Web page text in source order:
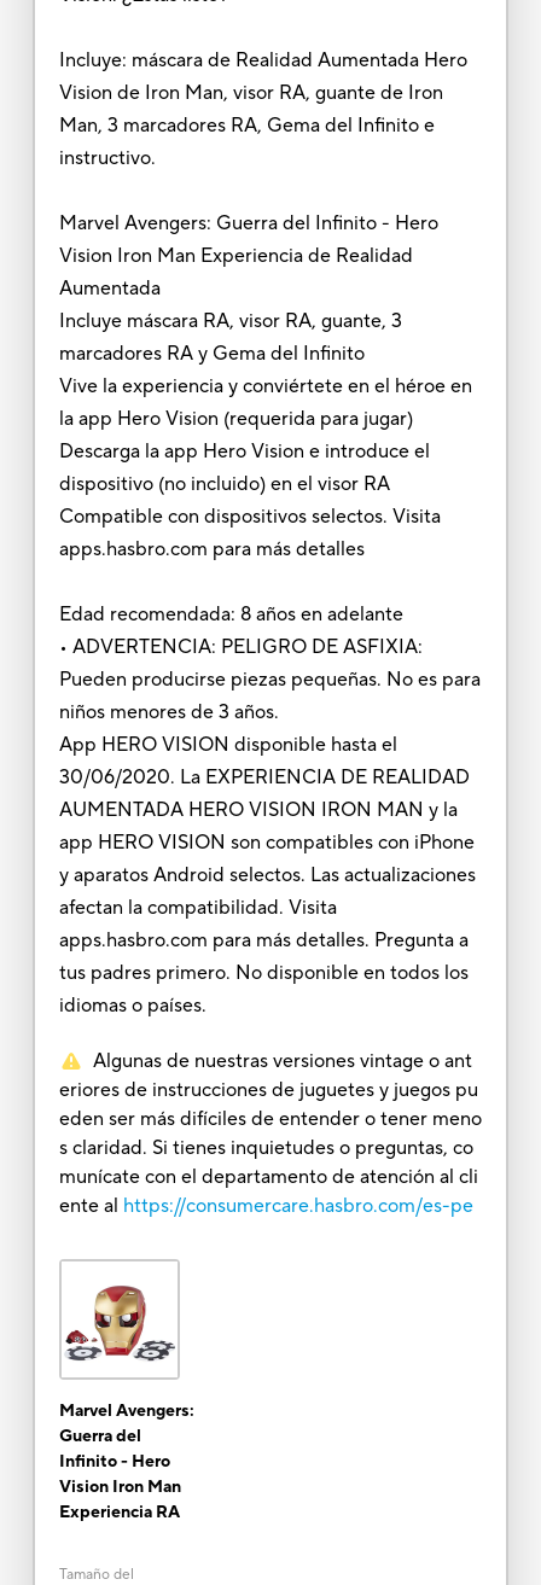
Incluye: máscara de Realidad Aumentada Hero
Vision de Iron Man, visor RA, guante de Iron
Man, 3 marcadores RA, Gema del Infinito e
instructivo.
Marvel Avengers: Guerra del Infinito - Hero
Vision Iron Man Experiencia de Realidad
Aumentada
Incluye máscara RA, visor RA, guante, 3
marcadores RA y Gema del Infinito
Vive la experiencia y conviértete en el héroe en
la app Hero Vision (requerida para jugar)
Descarga la app Hero Vision e introduce el
dispositivo (no incluido) en el visor RA
Compatible con dispositivos selectos. Visita
apps.hasbro.com para más detalles
Edad recomendada: 8 años en adelante
• ADVERTENCIA: PELIGRO DE ASFIXIA:
Pueden producirse piezas pequeñas. No es para
niños menores de 3 años.
App HERO VISION disponible hasta el
30/06/2020. La EXPERIENCIA DE REALIDAD
AUMENTADA HERO VISION IRON MAN y la
app HERO VISION son compatibles con iPhone
y aparatos Android selectos. Las actualizaciones
afectan la compatibilidad. Visita
apps.hasbro.com para más detalles. Pregunta a
tus padres primero. No disponible en todos los
idiomas o países.
Algunas de nuestras versiones vintage o ant
eriores de instrucciones de juguetes y juegos pu
eden ser más difíciles de entender o tener meno
s claridad. Si tienes inquietudes o preguntas, co
munícate con el departamento de atención al cli
ente al https://consumercare.hasbro.com/es-pe
Marvel Avengers:
Guerra del
Infinito - Hero
Vision Iron Man
Experiencia RA
Tamaño del